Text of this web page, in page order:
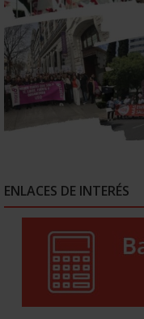
ENLACES DE INTERÉS